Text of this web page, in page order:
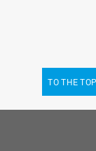
TO THE